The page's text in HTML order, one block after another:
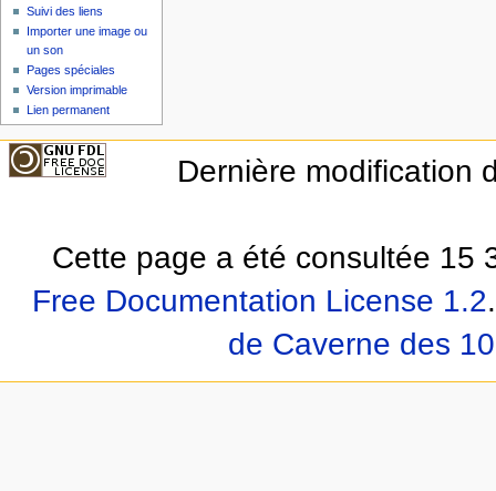
Suivi des liens
Importer une image ou
un son
Pages spéciales
Version imprimable
Lien permanent
Dernière modification
Cette page a été consultée 15
Free Documentation License 1.2.
de Caverne des